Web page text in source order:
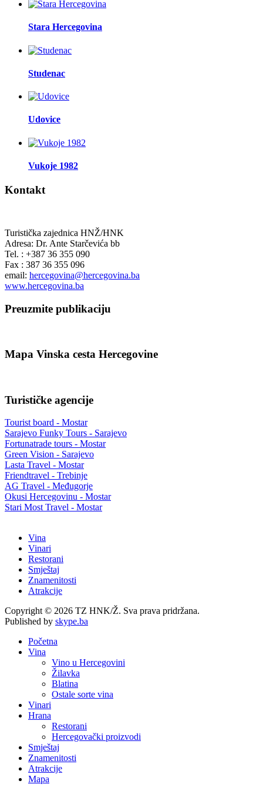
Stara Hercegovina
Studenac
Udovice
Vukoje 1982
Kontakt
Turistička zajednica HNŽ/HNK
Adresa: Dr. Ante Starčevića bb
Tel. : +387 36 355 090
Fax : 387 36 355 096
email: hercegovina@hercegovina.ba
www.hercegovina.ba
Preuzmite publikaciju
Mapa Vinska cesta Hercegovine
Turističke agencije
Tourist board - Mostar
Sarajevo Funky Tours - Sarajevo
Fortunatrade tours - Mostar
Green Vision - Sarajevo
Lasta Travel - Mostar
Friendtravel - Trebinje
AG Travel - Međugorje
Okusi Hercegovinu - Mostar
Stari Most Travel - Mostar
Vina
Vinari
Restorani
Smještaj
Znamenitosti
Atrakcije
Copyright © 2026 TZ HNK/Ž. Sva prava pridržana.
Published by skype.ba
Početna
Vina
Vino u Hercegovini
Žilavka
Blatina
Ostale sorte vina
Vinari
Hrana
Restorani
Hercegovački proizvodi
Smještaj
Znamenitosti
Atrakcije
Mapa